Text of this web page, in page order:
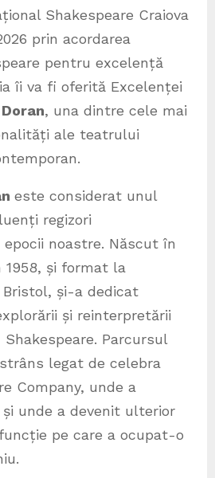
Shakespeare Craiova
prin acordarea
pentru excelență
îi va fi oferită Excelenței
, una dintre cele mai
ale teatrului
este considerat unul
regizori
epocii noastre. Născut în
1958, și format la
și-a dedicat
și reinterpretării
Parcursul
legat de celebra
Company, unde a
unde a devenit ulterior
pe care a ocupat-o